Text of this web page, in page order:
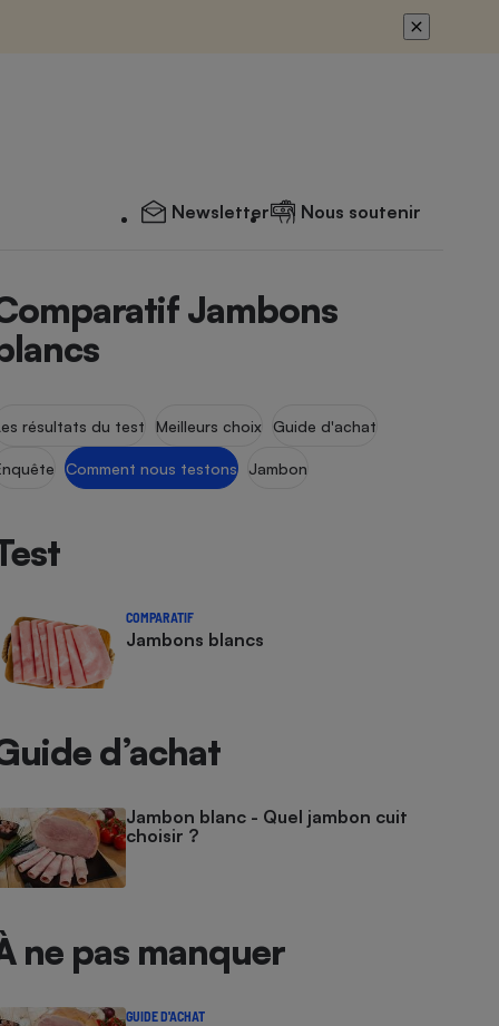
Newsletter Nous soutenir
Jambons
résultats du test Meilleurs choix Guide d'achat
Comment nous testons Jambon
COMPARATIF
Jambons blancs
d’achat
Jambon blanc - Quel jambon cuit
choisir ?
ne pas manquer
GUIDE D'ACHAT